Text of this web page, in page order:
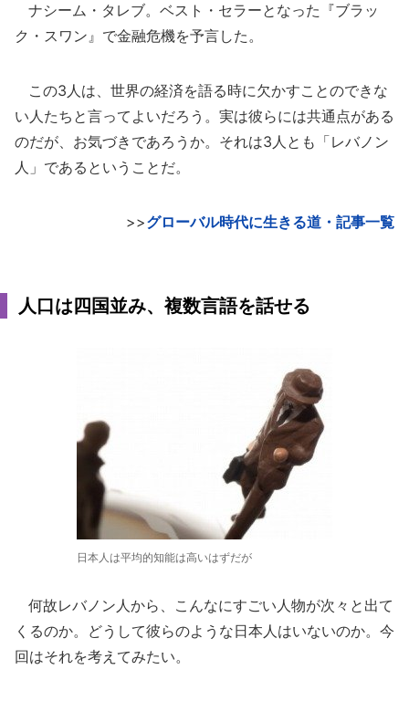
ナシーム・タレブ。ベスト・セラーとなった『ブラッ
ク・スワン』で金融危機を予言した。
この3人は、世界の経済を語る時に欠かすことのできな
い人たちと言ってよいだろう。実は彼らには共通点がある
のだが、お気づきであろうか。それは3人とも「レバノン
人」であるということだ。
>>グローバル時代に生きる道・記事一覧
人口は四国並み、複数言語を話せる
日本人は平均的知能は高いはずだが
何故レバノン人から、こんなにすごい人物が次々と出て
くるのか。どうして彼らのような日本人はいないのか。今
回はそれを考えてみたい。